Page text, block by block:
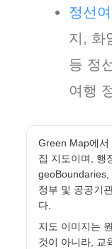
정선
지, 화
등 정
여행
Green Map에서
집 지도이며, 행
정부 및 공공기
다.
지도 이미지는
것이 아니라, 교